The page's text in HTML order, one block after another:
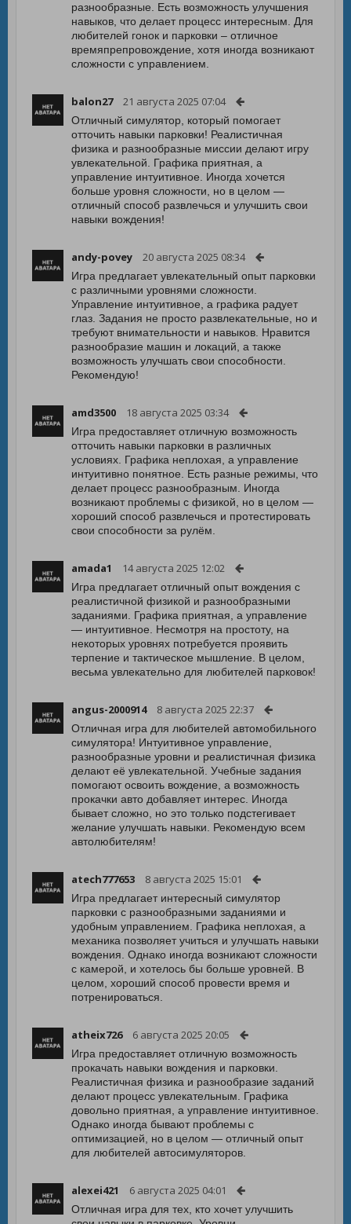
разнообразные. Есть возможность улучшения
навыков, что делает процесс интересным. Для
любителей гонок и парковки – отличное
времяпрепровождение, хотя иногда возникают
сложности с управлением.
balon27 21 августа 2025 07:04
Отличный симулятор, который помогает
отточить навыки парковки! Реалистичная
физика и разнообразные миссии делают игру
увлекательной. Графика приятная, а
управление интуитивное. Иногда хочется
больше уровня сложности, но в целом —
отличный способ развлечься и улучшить свои
навыки вождения!
andy-povey 20 августа 2025 08:34
Игра предлагает увлекательный опыт парковки
с различными уровнями сложности.
Управление интуитивное, а графика радует
глаз. Задания не просто развлекательные, но и
требуют внимательности и навыков. Нравится
разнообразие машин и локаций, а также
возможность улучшать свои способности.
Рекомендую!
amd3500 18 августа 2025 03:34
Игра предоставляет отличную возможность
отточить навыки парковки в различных
условиях. Графика неплохая, а управление
интуитивно понятное. Есть разные режимы, что
делает процесс разнообразным. Иногда
возникают проблемы с физикой, но в целом —
хороший способ развлечься и протестировать
свои способности за рулём.
amada1 14 августа 2025 12:02
Игра предлагает отличный опыт вождения с
реалистичной физикой и разнообразными
заданиями. Графика приятная, а управление
— интуитивное. Несмотря на простоту, на
некоторых уровнях потребуется проявить
терпение и тактическое мышление. В целом,
весьма увлекательно для любителей парковок!
angus-2000914 8 августа 2025 22:37
Отличная игра для любителей автомобильного
симулятора! Интуитивное управление,
разнообразные уровни и реалистичная физика
делают её увлекательной. Учебные задания
помогают освоить вождение, а возможность
прокачки авто добавляет интерес. Иногда
бывает сложно, но это только подстегивает
желание улучшать навыки. Рекомендую всем
автолюбителям!
atech777653 8 августа 2025 15:01
Игра предлагает интересный симулятор
парковки с разнообразными заданиями и
удобным управлением. Графика неплохая, а
механика позволяет учиться и улучшать навыки
вождения. Однако иногда возникают сложности
с камерой, и хотелось бы больше уровней. В
целом, хороший способ провести время и
потренироваться.
atheix726 6 августа 2025 20:05
Игра предоставляет отличную возможность
прокачать навыки вождения и парковки.
Реалистичная физика и разнообразие заданий
делают процесс увлекательным. Графика
довольно приятная, а управление интуитивное.
Однако иногда бывают проблемы с
оптимизацией, но в целом — отличный опыт
для любителей автосимуляторов.
alexei421 6 августа 2025 04:01
Отличная игра для тех, кто хочет улучшить